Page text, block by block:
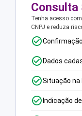
Consulta
Tenha acesso
CNPJ e reduza
Dados
Situação na
Indicação